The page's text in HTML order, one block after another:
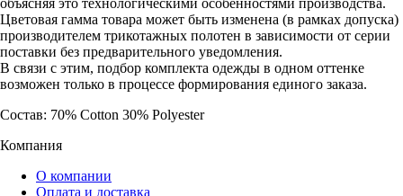
объясняя это технологическими особенностями производства.
Цветовая гамма товара может быть изменена (в рамках допуска)
производителем трикотажных полотен в зависимости от серии
поставки без предварительного уведомления.
В связи с этим, подбор комплекта одежды в одном оттенке
возможен только в процессе формирования единого заказа.
Состав: 70% Cotton 30% Polyester
Компания
О компании
Оплата и доставка